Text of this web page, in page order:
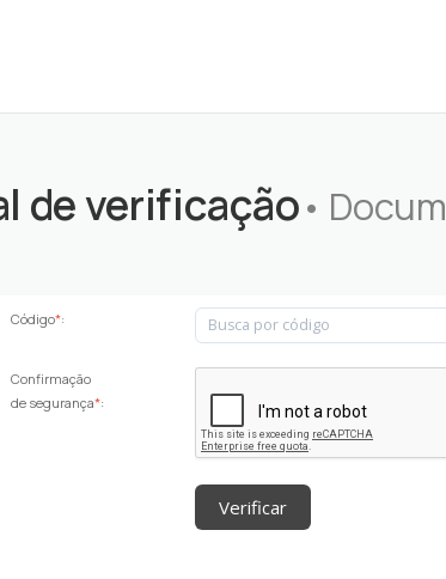
de verificação•
Código*:
Confirmação
de segurança*:
Verificar